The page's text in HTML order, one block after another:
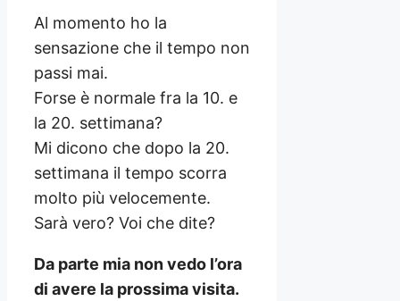
Al momento ho la
sensazione che il tempo non
passi mai.
Forse è normale fra la 10. e
la 20. settimana?
Mi dicono che dopo la 20.
settimana il tempo scorra
molto più velocemente.
Sarà vero? Voi che dite?
Da parte mia non vedo l’ora
di avere la prossima visita.